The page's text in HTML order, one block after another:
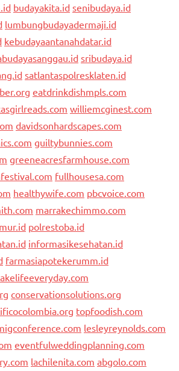
budayakita.id senibudaya.id
lumbungbudayadermaji.id
kebudayaantanahdatar.id
sribudaya.id
satlantaspolresklaten.id
eatdrinkdishmpls.com
williemcginest.com
davidsonhardscapes.com
guiltybunnies.com
greeneacresfarmhouse.com
fullhousesa.com
healthywife.com pbcvoice.com
marrakechimmo.com
polrestoba.id
informasikesehatan.id
farmasiapotekerumm.id
conservationsolutions.org
topfoodish.com
lesleyreynolds.com
eventfulweddingplanning.com
lachilenita.com abgolo.com